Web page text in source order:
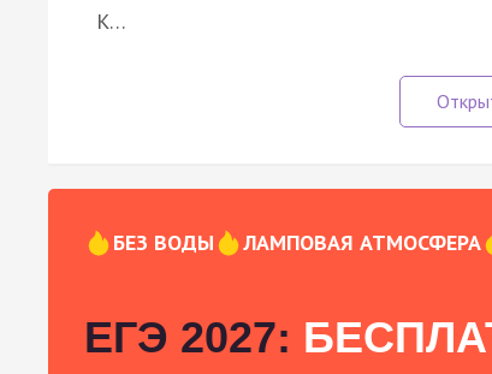
К…
БЕЗ ВОДЫ ЛАМПОВАЯ АТМОСФЕРА
ЕГЭ 2027: